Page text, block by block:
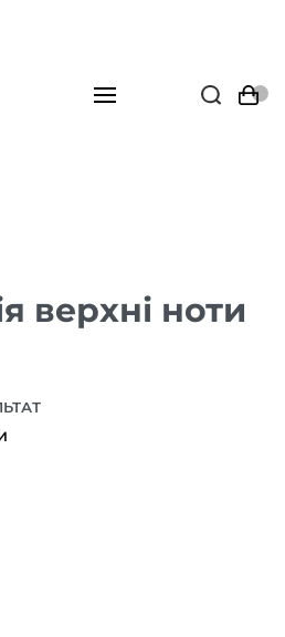
верхні ноти